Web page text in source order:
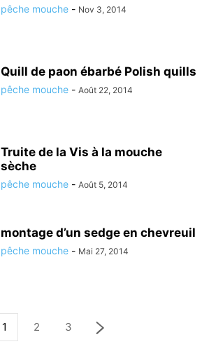
pêche mouche - Nov 3, 2014
Quill de paon ébarbé Polish quills
pêche mouche - Août 22, 2014
Truite de la Vis à la mouche
sèche
pêche mouche - Août 5, 2014
montage d’un sedge en chevreuil
pêche mouche - Mai 27, 2014
1 2 3